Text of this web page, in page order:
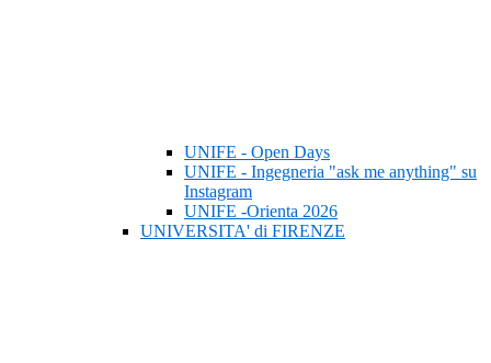
UNIFE - Open Days
UNIFE - Ingegneria "ask me anything" su
Instagram
UNIFE -Orienta 2026
UNIVERSITA' di FIRENZE